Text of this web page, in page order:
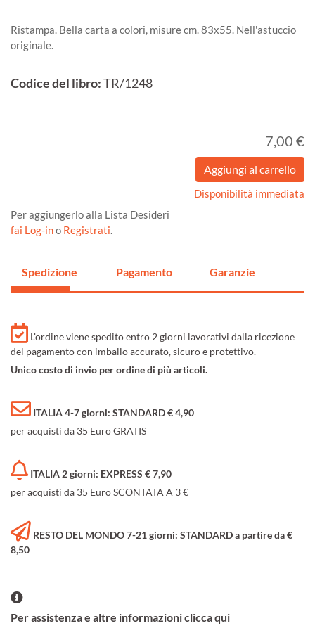
Ristampa. Bella carta a colori, misure cm. 83x55. Nell'astuccio
originale.
Codice del libro:TR/1248
7,00 €
Disponibilità immediata
Per aggiungerlo alla Lista Desideri
fai Log-ino Registrati.
Spedizione Pagamento Garanzie
L'ordine viene spedito entro 2 giorni lavorativi dalla ricezione
del pagamento con imballo accurato, sicuro e protettivo.
Unico costo di invio per ordine di più articoli.
ITALIA 4-7 giorni: STANDARD € 4,90
per acquisti da 35 Euro GRATIS
ITALIA 2 giorni: EXPRESS € 7,90
per acquisti da 35 Euro SCONTATA A 3 €
RESTO DEL MONDO 7-21 giorni: STANDARD a partire da €
8,50
Per assistenza e altre informazioni clicca qui